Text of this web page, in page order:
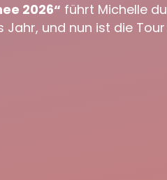
2026“ führt Michelle
und nun ist die